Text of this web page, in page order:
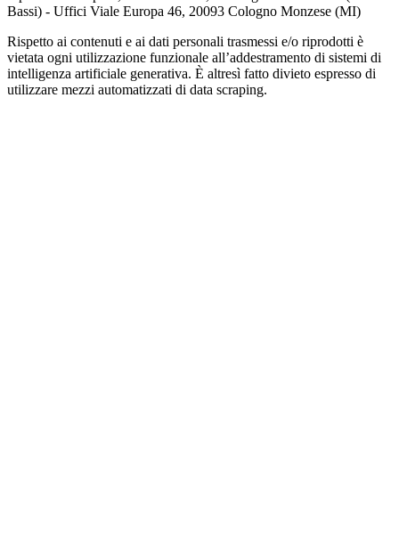
Bassi) - Uffici Viale Europa 46, 20093 Cologno Monzese (MI)
Rispetto ai contenuti e ai dati personali trasmessi e/o riprodotti è
vietata ogni utilizzazione funzionale all’addestramento di sistemi di
intelligenza artificiale generativa. È altresì fatto divieto espresso di
utilizzare mezzi automatizzati di data scraping.